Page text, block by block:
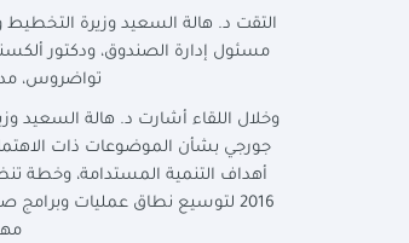
التقت د. هالة السعيد وزيرة التخطيط
مسئول إدارة الصندوق، ودكتور
تواضروس،
وخلال اللقاء أشارت د. هالة السعيد
جورجي بشأن الموضوعات ذات
أهداف التنمية المستدامة، وخطة
2016 لتوسيع نطاق عمليات